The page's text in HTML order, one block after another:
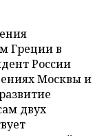
Греции в
России
Москвы и
двух